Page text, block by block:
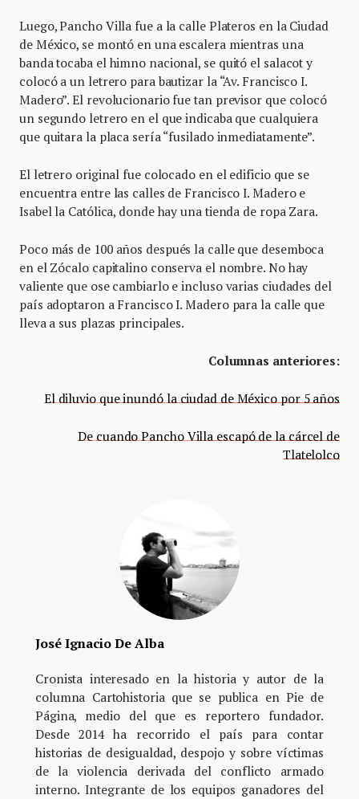
Luego, Pancho Villa fue a la calle Plateros en la Ciudad
de México, se montó en una escalera mientras una
banda tocaba el himno nacional, se quitó el salacot y
colocó a un letrero para bautizar la “Av. Francisco I.
Madero”. El revolucionario fue tan previsor que colocó
un segundo letrero en el que indicaba que cualquiera
que quitara la placa sería “fusilado inmediatamente”.
El letrero original fue colocado en el edificio que se
encuentra entre las calles de Francisco I. Madero e
Isabel la Católica, donde hay una tienda de ropa Zara.
Poco más de 100 años después la calle que desemboca
en el Zócalo capitalino conserva el nombre. No hay
valiente que ose cambiarlo e incluso varias ciudades del
país adoptaron a Francisco I. Madero para la calle que
lleva a sus plazas principales.
Columnas anteriores:
El diluvio que inundó la ciudad de México por 5 años
De cuando Pancho Villa escapó de la cárcel de
Tlatelolco
José Ignacio De Alba
Cronista interesado en la historia y autor de la
columna Cartohistoria que se publica en Pie de
Página, medio del que es reportero fundador.
Desde 2014 ha recorrido el país para contar
historias de desigualdad, despojo y sobre víctimas
de la violencia derivada del conflicto armado
interno. Integrante de los equipos ganadores del